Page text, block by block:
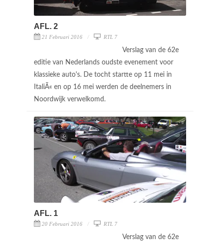
AFL. 2
21 Februari 2016 RTL 7
Verslag van de 62e
editie van Nederlands oudste evenement voor
klassieke auto's. De tocht startte op 11 mei in
ItaliÃ« en op 16 mei werden de deelnemers in
Noordwijk verwelkomd.
AFL. 1
20 Februari 2016 RTL 7
Verslag van de 62e